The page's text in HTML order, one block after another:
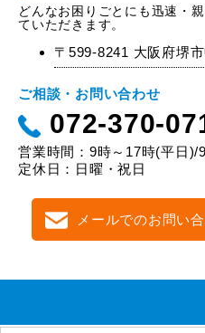
どんなお困りごとにも迅速・
ていただきます。
〒599-8241 大阪府堺
ご相談・お問い合わせ
072-370-
営業時間：9時～17時(平日)/
定休日：日曜・祝日
メールでのお問い